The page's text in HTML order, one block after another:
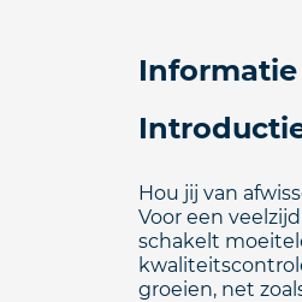
Hou jij van
Voor een
schakelt
groeien, net